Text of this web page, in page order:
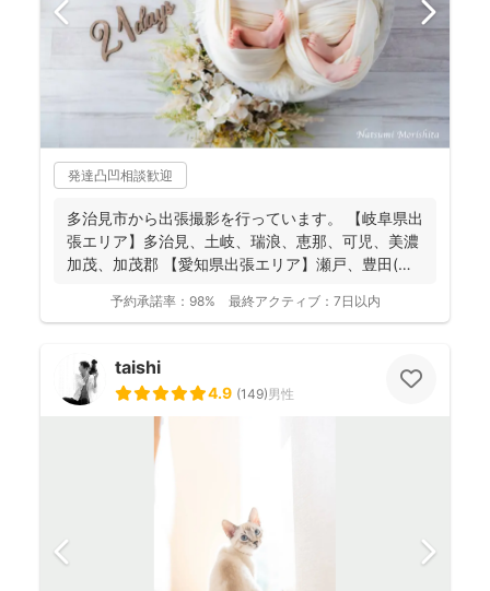
発達凸凹相談歓迎
多治見市から出張撮影を行っています。 【岐阜県出
張エリア】多治見、土岐、瑞浪、恵那、可児、美濃
加茂、加茂郡 【愛知県出張エリア】瀬戸、豊田(北
予約承諾率： 98% 最終アクティブ： 7日以内
taishi
4.9 (149)男性